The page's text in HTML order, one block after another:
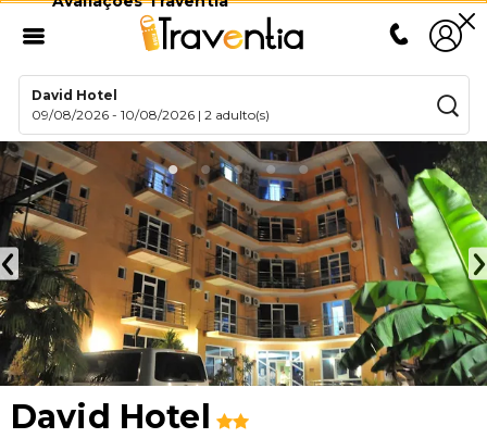
David Hotel
09/08/2026 -10/08/2026 |2 adulto(s)
David Hotel